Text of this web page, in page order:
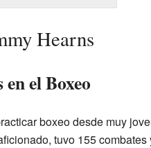
Hearns
el Boxeo
boxeo desde muy
tuvo 155 combates